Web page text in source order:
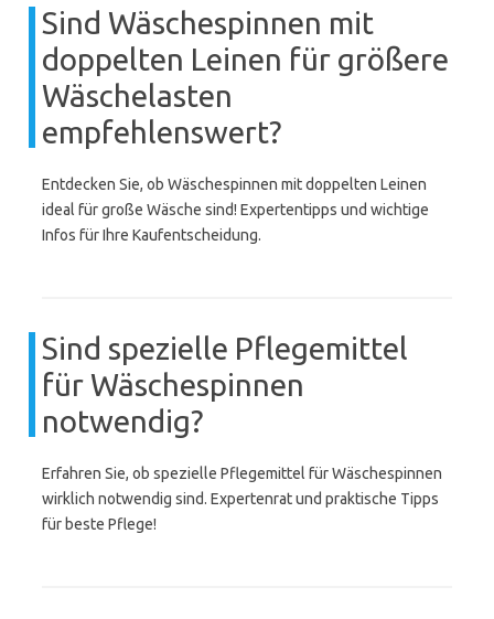
Sind Wäschespinnen mit
doppelten Leinen für größere
Wäschelasten
empfehlenswert?
Entdecken Sie, ob Wäschespinnen mit doppelten Leinen
ideal für große Wäsche sind! Expertentipps und wichtige
Infos für Ihre Kaufentscheidung.
Sind spezielle Pflegemittel
für Wäschespinnen
notwendig?
Erfahren Sie, ob spezielle Pflegemittel für Wäschespinnen
wirklich notwendig sind. Expertenrat und praktische Tipps
für beste Pflege!